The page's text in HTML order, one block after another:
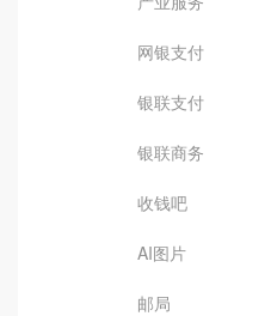
网银支付
银联支付
银联商务
收钱吧
AI图片
邮局